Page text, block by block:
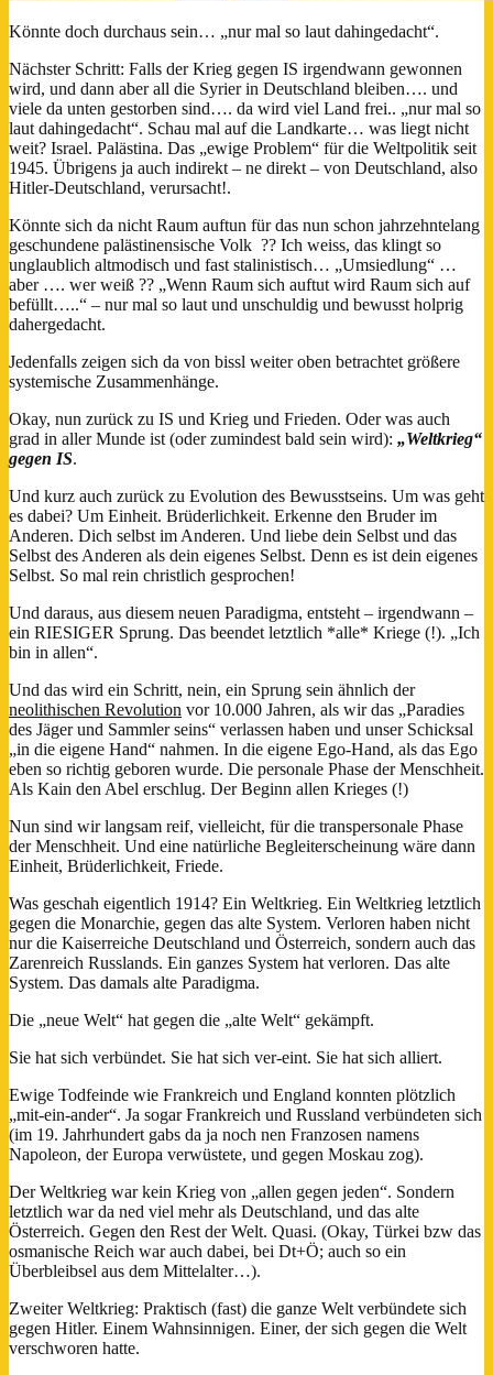
Könnte doch durchaus sein… „nur mal so laut dahingedacht“.
Nächster Schritt: Falls der Krieg gegen IS irgendwann gewonnen
wird, und dann aber all die Syrier in Deutschland bleiben…. und
viele da unten gestorben sind…. da wird viel Land frei.. „nur mal so
laut dahingedacht“. Schau mal auf die Landkarte… was liegt nicht
weit? Israel. Palästina. Das „ewige Problem“ für die Weltpolitik seit
1945. Übrigens ja auch indirekt – ne direkt – von Deutschland, also
Hitler-Deutschland, verursacht!.
Könnte sich da nicht Raum auftun für das nun schon jahrzehntelang
geschundene palästinensische Volk ?? Ich weiss, das klingt so
unglaublich altmodisch und fast stalinistisch… „Umsiedlung“ …
aber …. wer weiß ?? „Wenn Raum sich auftut wird Raum sich auf
befüllt…..“ – nur mal so laut und unschuldig und bewusst holprig
dahergedacht.
Jedenfalls zeigen sich da von bissl weiter oben betrachtet größere
systemische Zusammenhänge.
Okay, nun zurück zu IS und Krieg und Frieden. Oder was auch
grad in aller Munde ist (oder zumindest bald sein wird): „Weltkrieg“
gegen IS.
Und kurz auch zurück zu Evolution des Bewusstseins. Um was geht
es dabei? Um Einheit. Brüderlichkeit. Erkenne den Bruder im
Anderen. Dich selbst im Anderen. Und liebe dein Selbst und das
Selbst des Anderen als dein eigenes Selbst. Denn es ist dein eigenes
Selbst. So mal rein christlich gesprochen!
Und daraus, aus diesem neuen Paradigma, entsteht – irgendwann –
ein RIESIGER Sprung. Das beendet letztlich *alle* Kriege (!). „Ich
bin in allen“.
Und das wird ein Schritt, nein, ein Sprung sein ähnlich der
neolithischen Revolution vor 10.000 Jahren, als wir das „Paradies
des Jäger und Sammler seins“ verlassen haben und unser Schicksal
„in die eigene Hand“ nahmen. In die eigene Ego-Hand, als das Ego
eben so richtig geboren wurde. Die personale Phase der Menschheit.
Als Kain den Abel erschlug. Der Beginn allen Krieges (!)
Nun sind wir langsam reif, vielleicht, für die transpersonale Phase
der Menschheit. Und eine natürliche Begleiterscheinung wäre dann
Einheit, Brüderlichkeit, Friede.
Was geschah eigentlich 1914? Ein Weltkrieg. Ein Weltkrieg letztlich
gegen die Monarchie, gegen das alte System. Verloren haben nicht
nur die Kaiserreiche Deutschland und Österreich, sondern auch das
Zarenreich Russlands. Ein ganzes System hat verloren. Das alte
System. Das damals alte Paradigma.
Die „neue Welt“ hat gegen die „alte Welt“ gekämpft.
Sie hat sich verbündet. Sie hat sich ver-eint. Sie hat sich alliert.
Ewige Todfeinde wie Frankreich und England konnten plötzlich
„mit-ein-ander“. Ja sogar Frankreich und Russland verbündeten sich
(im 19. Jahrhundert gabs da ja noch nen Franzosen namens
Napoleon, der Europa verwüstete, und gegen Moskau zog).
Der Weltkrieg war kein Krieg von „allen gegen jeden“. Sondern
letztlich war da ned viel mehr als Deutschland, und das alte
Österreich. Gegen den Rest der Welt. Quasi. (Okay, Türkei bzw das
osmanische Reich war auch dabei, bei Dt+Ö; auch so ein
Überbleibsel aus dem Mittelalter…).
Zweiter Weltkrieg: Praktisch (fast) die ganze Welt verbündete sich
gegen Hitler. Einem Wahnsinnigen. Einer, der sich gegen die Welt
verschworen hatte.